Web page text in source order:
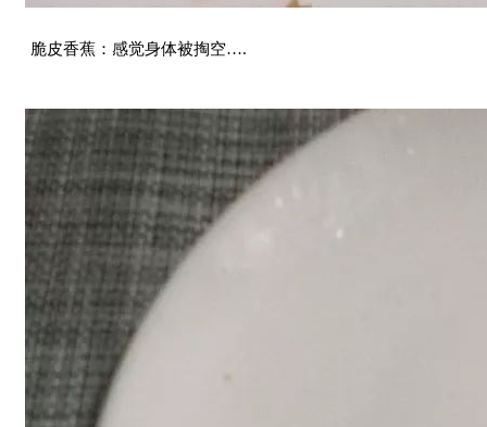
脆皮香蕉：感觉身体被掏空….